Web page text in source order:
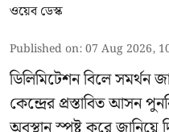
ওয়েব ডেস্ক
Published on:07 Aug 2026,
ডিলিমিটেশন বিলে সমর্থন
কেন্দ্রের প্রস্তাবিত আসন